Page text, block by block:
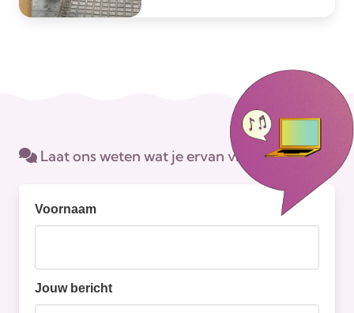
Laat ons weten wat je ervan vindt.
Voornaam
Jouw bericht